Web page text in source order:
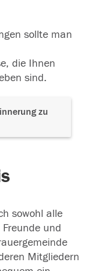
sollte man
die Ihnen
sind.
zu
sowohl alle
und
Mitgliedern